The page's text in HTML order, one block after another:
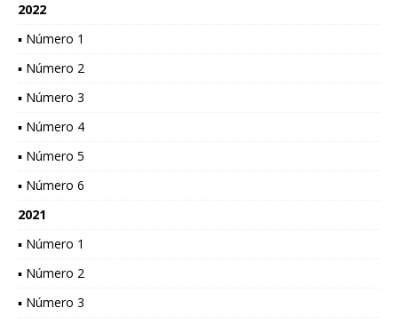
2022
▪ Número 1
▪ Número 2
▪ Número 3
▪ Número 4
▪ Número 5
▪ Número 6
2021
▪ Número 1
▪ Número 2
▪ Número 3